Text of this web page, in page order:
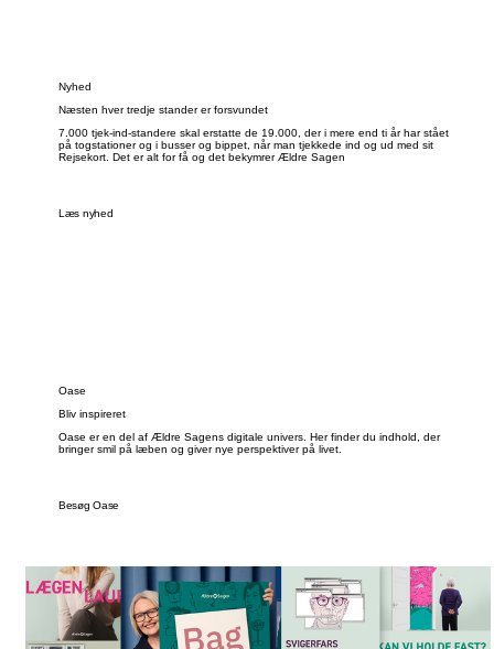
Nyhed
Næsten hver tredje stander er forsvundet
7.000 tjek-ind-standere skal erstatte de 19.000, der i mere end ti år har stået
på togstationer og i busser og bippet, når man tjekkede ind og ud med sit
Rejsekort. Det er alt for få og det bekymrer Ældre Sagen
Læs nyhed
Oase
Bliv inspireret
Oase er en del af Ældre Sagens digitale univers. Her finder du indhold, der
bringer smil på læben og giver nye perspektiver på livet.
Besøg Oase